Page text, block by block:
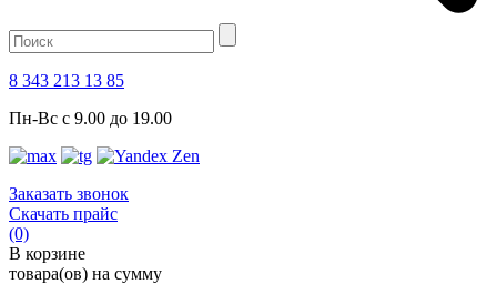
8 343 213 13 85
Пн-Вс с 9.00 до 19.00
Заказать звонок
Скачать прайс
(0)
В корзине
товара(ов) на сумму